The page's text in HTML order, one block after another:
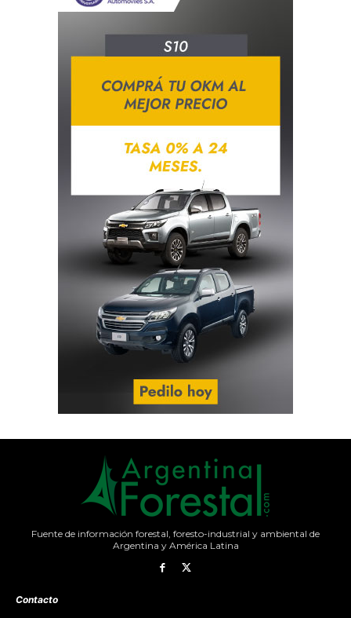
Fuente de información forestal, foresto-industrial y ambiental de
Argentina y América Latina
Contacto